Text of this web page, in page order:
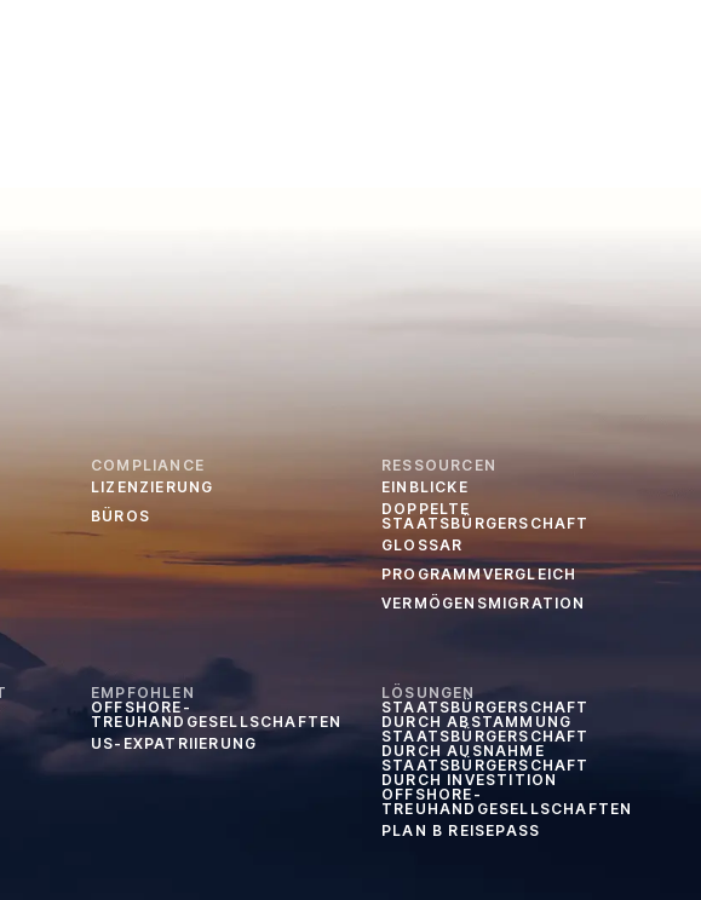
COMPLIANCE
LIZENZIERUNG
BÜROS
RESSOURCEN
EINBLICKE
DOPPELTE
STAATSBÜRGERSCHAFT
GLOSSAR
PROGRAMMVERGLEICH
VERMÖGENSMIGRATION
EMPFOHLEN
OFFSHORE-
TREUHANDGESELLSCHAFTEN
US-EXPATRIIERUNG
LÖSUNGEN
STAATSBÜRGERSCHAFT
DURCH ABSTAMMUNG
STAATSBÜRGERSCHAFT
DURCH AUSNAHME
STAATSBÜRGERSCHAFT
DURCH INVESTITION
OFFSHORE-
TREUHANDGESELLSCHAFTEN
PLAN B REISEPASS